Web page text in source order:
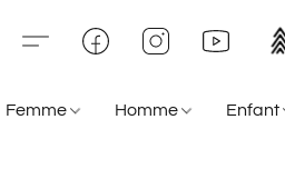
Femme Homme Enfant